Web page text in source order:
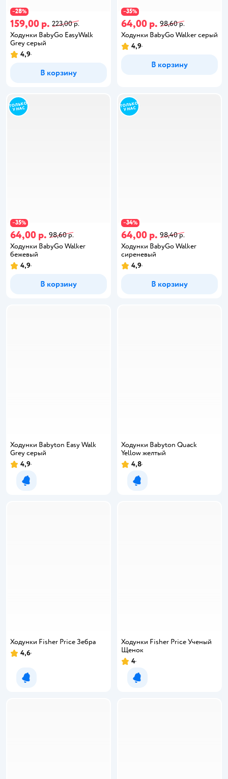
−28%
159,00 р. 223,00 р.
Ходунки BabyGo EasyWalk
Grey серый
4,9
В корзину
−35%
64,00 р. 98,60 р.
Ходунки BabyGo Walker серый
4,9
В корзину
−35%
64,00 р. 98,60 р.
Ходунки BabyGo Walker
бежевый
4,9
В корзину
−34%
64,00 р. 98,40 р.
Ходунки BabyGo Walker
сиреневый
4,9
В корзину
Ходунки Babyton Easy Walk
Grey серый
4,9
Уведомить о появлении
Ходунки Babyton Quack
Yellow желтый
4,8
Уведомить о появлении
Ходунки Fisher Price Зебра
4,6
Уведомить о появлении
Ходунки Fisher Price Ученый
Щенок
4
Уведомить о появлении